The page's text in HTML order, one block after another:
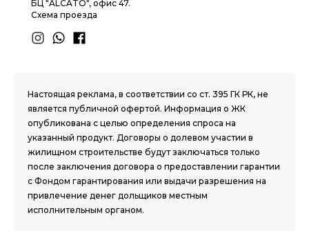
БЦ "ALCATO", офис 47.
Схема проезда
Настоящая реклама, в соответствии со ст. 395 ГК РК, не
является публичной офертой. Информация о ЖК
опубликована с целью определения спроса на
указанный продукт. Договоры о долевом участии в
жилищном строительстве будут заключаться только
после заключения договора о предоставлении гарантии
с Фондом гарантирования или выдачи разрешения на
привлечение денег дольщиков местным
исполнительным органом.